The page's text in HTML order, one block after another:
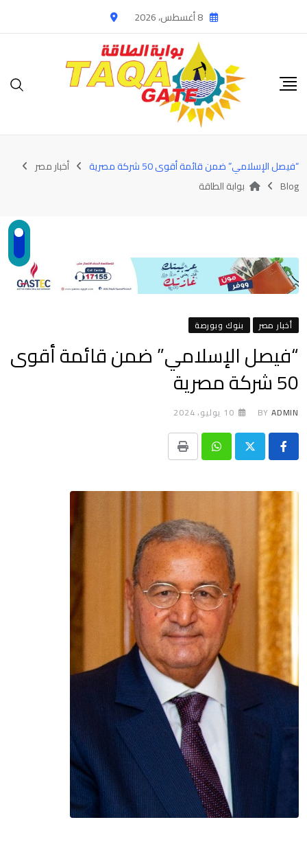
to
8 أغسطس، 2026
“فيصل الإسلامي” ضمن قائمة أقوى 50 شركة مصرية
أخبار مصر
Blog
بوابة الطاقة
أخبار مصر بنوك وبورصة
“فيصل الإسلامي” ضمن قائمة أقوى
50 شركة مصرية
BY ADMIN 10 يوليو، 2024
Whatsapp
Print